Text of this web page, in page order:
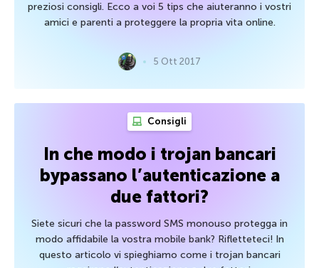
preziosi consigli. Ecco a voi 5 tips che aiuteranno i vostri
amici e parenti a proteggere la propria vita online.
5 Ott 2017
Consigli
In che modo i trojan bancari
bypassano l’autenticazione a
due fattori?
Siete sicuri che la password SMS monouso protegga in
modo affidabile la vostra mobile bank? Rifletteteci! In
questo articolo vi spieghiamo come i trojan bancari